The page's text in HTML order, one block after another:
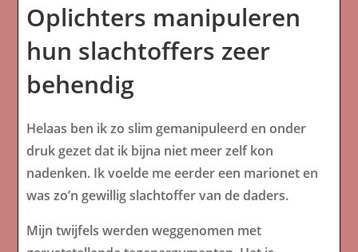
Oplichters manipuleren
hun slachtoffers zeer
behendig
Helaas ben ik zo slim gemanipuleerd en onder
druk gezet dat ik bijna niet meer zelf kon
nadenken. Ik voelde me eerder een marionet en
was zo’n gewillig slachtoffer van de daders.
Mijn twijfels werden weggenomen met